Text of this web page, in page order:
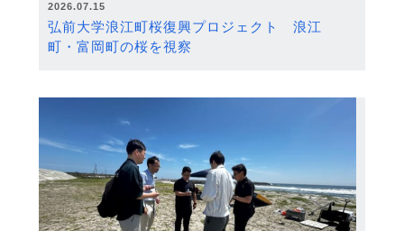
2026.07.15
弘前大学浪江町桜復興プロジェクト 浪江
町・富岡町の桜を視察